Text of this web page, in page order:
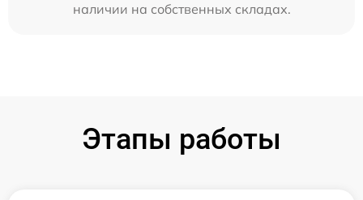
наличии на собственных складах.
Этапы работы